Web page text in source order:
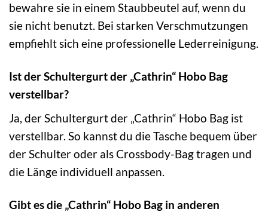
bewahre sie in einem Staubbeutel auf, wenn du
sie nicht benutzt. Bei starken Verschmutzungen
empfiehlt sich eine professionelle Lederreinigung.
Ist der Schultergurt der „Cathrin“ Hobo Bag
verstellbar?
Ja, der Schultergurt der „Cathrin“ Hobo Bag ist
verstellbar. So kannst du die Tasche bequem über
der Schulter oder als Crossbody-Bag tragen und
die Länge individuell anpassen.
Gibt es die „Cathrin“ Hobo Bag in anderen